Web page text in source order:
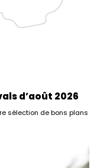
d’août 2026
sélection de bons plans